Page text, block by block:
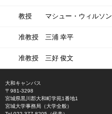
教授 マシュー・ウィルソン
准教授 三浦 幸平
准教授 三好 俊文
大和キャンパス
〒981-3298
宮城県黒川郡大和町学苑1番地1
宮城大学事務局（大学全般）